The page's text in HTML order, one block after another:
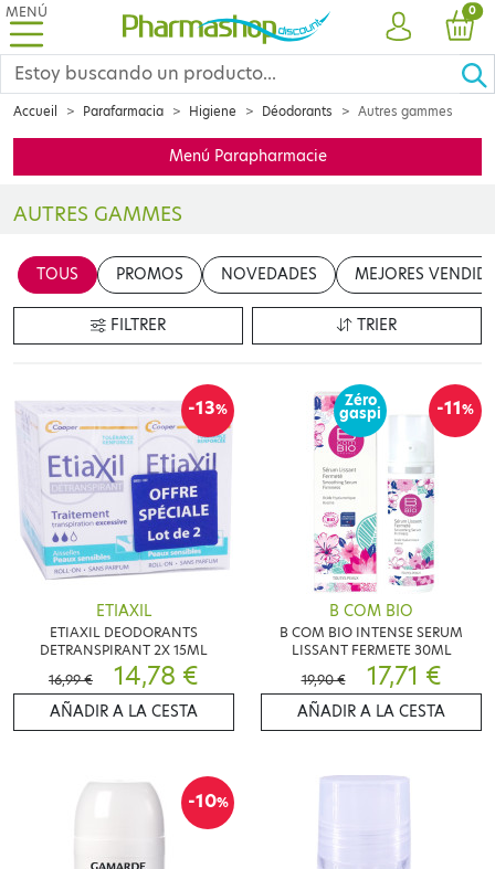
MENÚ
CUENTA
0
Accueil Parafarmacia Higiene Déodorants Autres gammes
Menú Parapharmacie
AUTRES GAMMES
en cliquant sur le bouton "Modifier le contenu"
TOUS PROMOS NOVEDADES MEJORES
FILTRER TRIER
-13%
ETIAXIL
ETIAXIL DEODORANTS
DETRANSPIRANT 2X 15ML
16,99 €
14,78 €
AÑADIR A LA CESTA
-11%
Zéro
gaspi
B COM BIO
B COM BIO INTENSE SERUM
LISSANT FERMETE 30ML
19,90 €
17,71 €
AÑADIR A LA CESTA
-10%